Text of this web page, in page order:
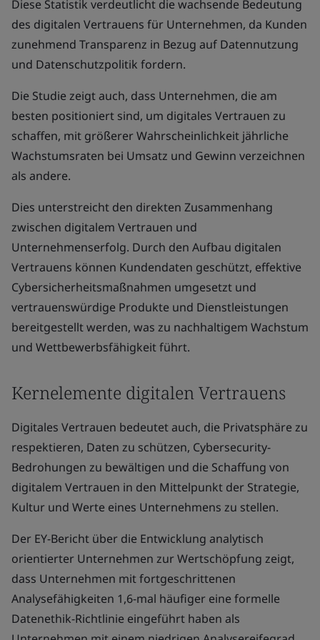
Diese Statistik verdeutlicht die wachsende Bedeutung
des digitalen Vertrauens für Unternehmen, da Kunden
zunehmend Transparenz in Bezug auf Datennutzung
und Datenschutzpolitik fordern.
Die Studie zeigt auch, dass Unternehmen, die am
besten positioniert sind, um digitales Vertrauen zu
schaffen, mit größerer Wahrscheinlichkeit jährliche
Wachstumsraten bei Umsatz und Gewinn verzeichnen
als andere.
Dies unterstreicht den direkten Zusammenhang
zwischen digitalem Vertrauen und
Unternehmenserfolg. Durch den Aufbau digitalen
Vertrauens können Kundendaten geschützt, effektive
Cybersicherheitsmaßnahmen umgesetzt und
vertrauenswürdige Produkte und Dienstleistungen
bereitgestellt werden, was zu nachhaltigem Wachstum
und Wettbewerbsfähigkeit führt.
Kernelemente digitalen Vertrauens
Digitales Vertrauen bedeutet auch, die Privatsphäre zu
respektieren, Daten zu schützen, Cybersecurity-
Bedrohungen zu bewältigen und die Schaffung von
digitalem Vertrauen in den Mittelpunkt der Strategie,
Kultur und Werte eines Unternehmens zu stellen.
Der EY-Bericht über die Entwicklung analytisch
orientierter Unternehmen zur Wertschöpfung zeigt,
dass Unternehmen mit fortgeschrittenen
Analysefähigkeiten 1,6-mal häufiger eine formelle
Datenethik-Richtlinie eingeführt haben als